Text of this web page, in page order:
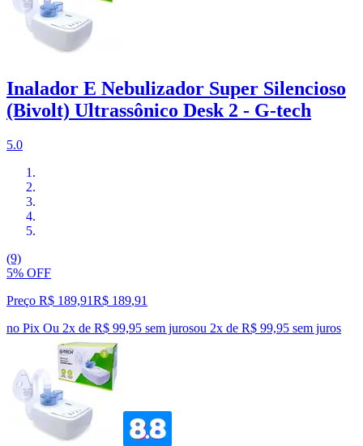
Inalador E Nebulizador Super Silencioso
(Bivolt) Ultrassônico Desk 2 - G-tech
5.0
(9)
5% OFF
Preço R$ 189,91R$ 189,91
no Pix Ou 2x de R$ 99,95 sem jurosou 2x de R$ 99,95 sem juros